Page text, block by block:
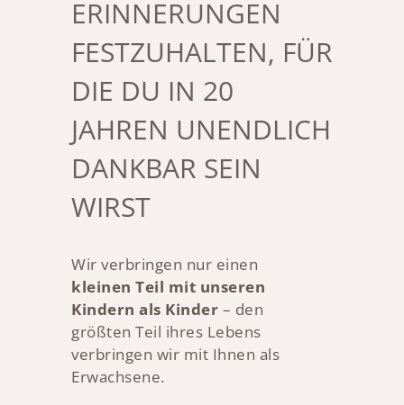
ERINNERUNGEN
FESTZUHALTEN, FÜR
DIE DU IN 20
JAHREN UNENDLICH
DANKBAR SEIN
WIRST
Wir verbringen nur einen
kleinen Teil mit unseren
Kindern als Kinder – den
größten Teil ihres Lebens
verbringen wir mit Ihnen als
Erwachsene.